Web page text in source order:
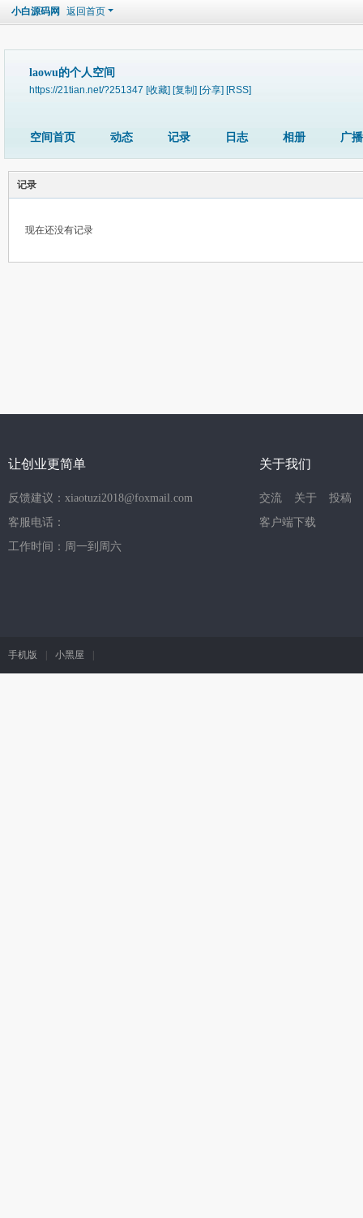
小白源码网 返回首页
laowu的个人空间
https://21tian.net/?251347 [收藏] [复制] [分享] [RSS]
空间首页 动态 记录 日志 相册 广播
记录
现在还没有记录
让创业更简单
反馈建议：xiaotuzi2018@foxmail.com
客服电话：
工作时间：周一到周六
关于我们
交流 关于
投稿
客户端下载
手机版 小黑屋